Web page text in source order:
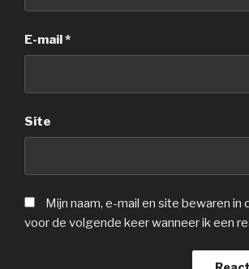
E-mail*
Site
Mijn naam, e-mail en site bewaren in
voor de volgende keer wanneer ik een